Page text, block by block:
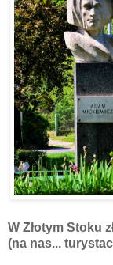
W Złotym Stoku
(na nas...